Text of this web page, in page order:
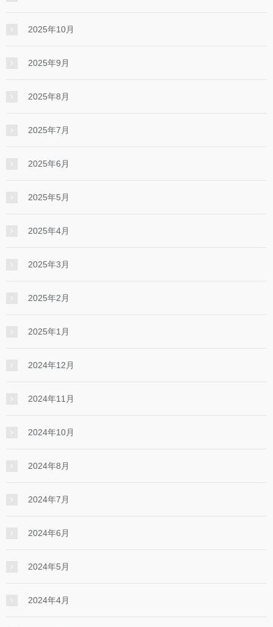
2025年10月
2025年9月
2025年8月
2025年7月
2025年6月
2025年5月
2025年4月
2025年3月
2025年2月
2025年1月
2024年12月
2024年11月
2024年10月
2024年8月
2024年7月
2024年6月
2024年5月
2024年4月